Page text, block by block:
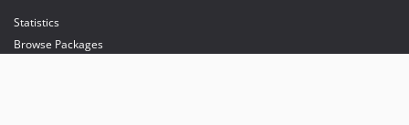
Statistics
Browse Packages